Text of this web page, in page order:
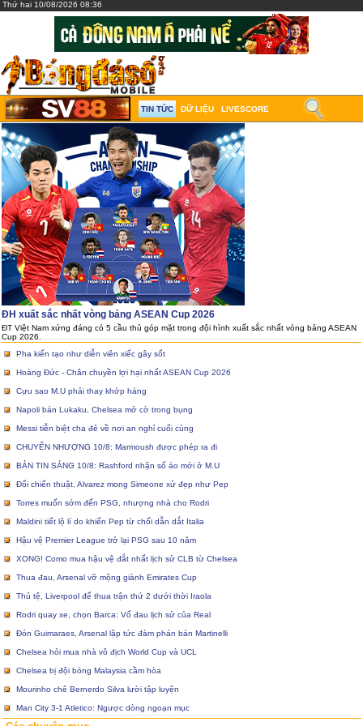
Thứ hai 10/08/2026 08:36
TIN TỨC DỮ LIỆU LIVESCORE
ĐH xuất sắc nhất vòng bảng ASEAN Cup 2026
ĐT Việt Nam xứng đáng có 5 cầu thủ góp mặt trong đội hình xuất sắc nhất vòng bảng ASEAN
Cup 2026.
Pha kiến tạo như diễn viên xiếc gây sốt
Hoàng Đức - Chân chuyền lợi hại nhất ASEAN Cup 2026
Cựu sao M.U phải thay khớp háng
Napoli bán Lukaku, Chelsea mở cờ trong bụng
Messi tiễn biệt cha đẻ về nơi an nghỉ cuối cùng
CHUYỂN NHƯỢNG 10/8: Marmoush được phép ra đi
BẢN TIN SÁNG 10/8: Rashford nhận số áo mới ở M.U
Đổi chiến thuật, Alvarez mong Simeone xử đẹp như Pep
Torres muốn sớm đến PSG, nhượng nhà cho Rodri
Maldini tiết lộ lí do khiến Pep từ chối dẫn dắt Italia
Hậu vệ Premier League trở lại PSG sau 10 năm
XONG! Como mua hậu vệ đắt nhất lịch sử CLB từ Chelsea
Thua đau, Arsenal vỡ mộng giành Emirates Cup
Thủ tệ, Liverpool để thua trận thứ 2 dưới thời Iraola
Rodri quay xe, chọn Barca: Vố đau lịch sử của Real
Đón Guimaraes, Arsenal lập tức đàm phán bán Martinelli
Chelsea hỏi mua nhà vô địch World Cup và UCL
Chelsea bị đội bóng Malaysia cầm hòa
Mourinho chê Bernerdo Silva lười tập luyện
Man City 3-1 Atletico: Ngược dòng ngoạn mục